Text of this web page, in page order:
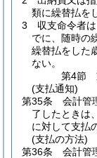
類に繰替払を
3
収支命令者
でに、随時の
繰替払をした
ない。
第4節
(支払通知)
第35条
会計管
了したときは
に対して支払
(支払の方法)
第36条
会計管